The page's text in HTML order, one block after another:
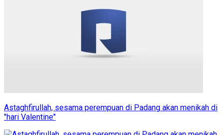
Astaghfirullah, sesama perempuan di Padang akan menikah di
"hari Valentine"